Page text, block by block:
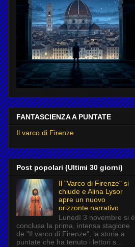
FANTASCIENZA A PUNTATE
Il varco di Firenze
Post popolari (Ultimi 30 giorni)
Il "Varco di Firenze" si
chiude e Alina Lysor
apre un nuovo
orizzonte narrativo
Lunedì 3 novembre si è
conclusa la prima, intensa stagione
de "Il varco di Firenze", la storia a
puntate che ha tenuto i lettori s...